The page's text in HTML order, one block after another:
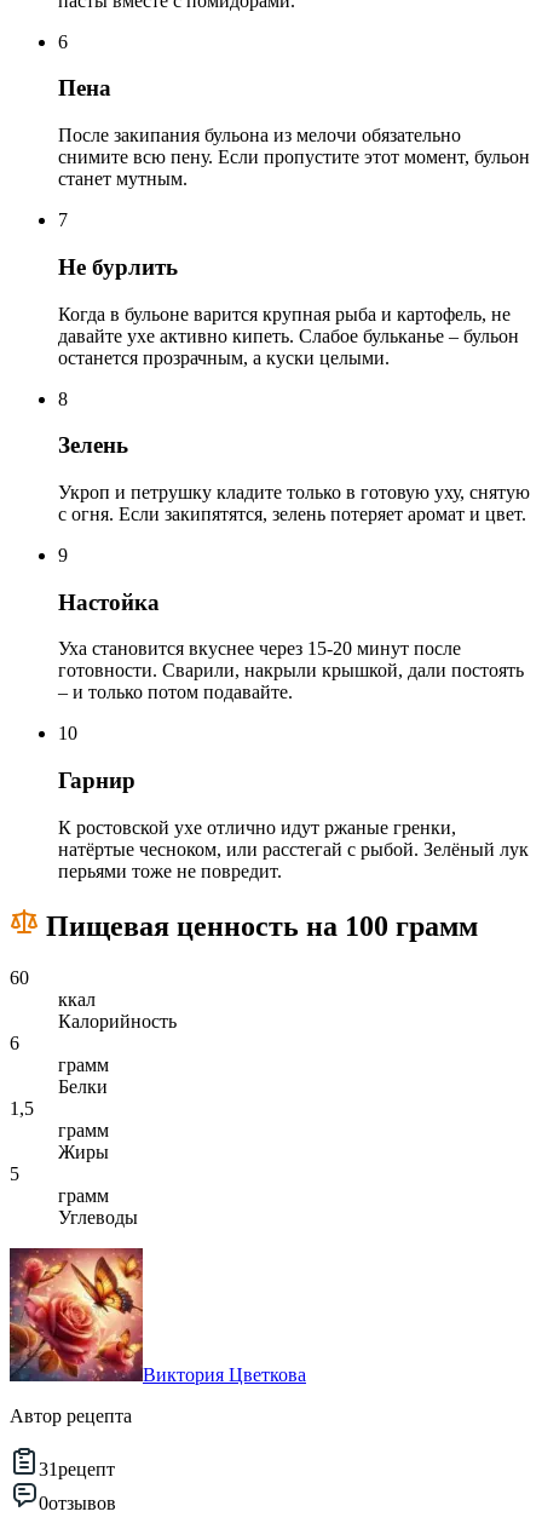
6
Пена
После закипания бульона из мелочи обязательно
снимите всю пену. Если пропустите этот момент, бульон
станет мутным.
7
Не бурлить
Когда в бульоне варится крупная рыба и картофель, не
давайте ухе активно кипеть. Слабое бульканье – бульон
останется прозрачным, а куски целыми.
8
Зелень
Укроп и петрушку кладите только в готовую уху, снятую
с огня. Если закипятятся, зелень потеряет аромат и цвет.
9
Настойка
Уха становится вкуснее через 15-20 минут после
готовности. Сварили, накрыли крышкой, дали постоять
– и только потом подавайте.
10
Гарнир
К ростовской ухе отлично идут ржаные гренки,
натёртые чесноком, или расстегай с рыбой. Зелёный лук
перьями тоже не повредит.
Пищевая ценность на 100 грамм
60
ккал
Калорийность
6
грамм
Белки
1,5
грамм
Жиры
5
грамм
Углеводы
Виктория Цветкова
Автор рецепта
31рецепт
0отзывов